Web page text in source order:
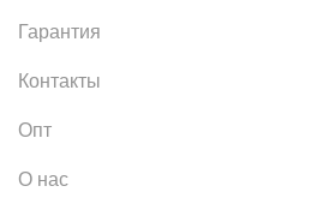
Гарантия
Контакты
Опт
О нас